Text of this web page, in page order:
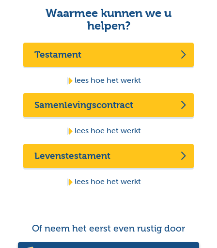
Waarmee kunnen we u
helpen?
Testament
lees hoe het werkt
Samenlevingscontract
lees hoe het werkt
Levenstestament
lees hoe het werkt
Of neem het eerst even rustig door